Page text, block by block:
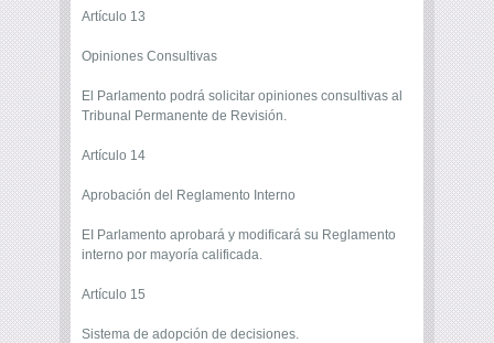
Artículo 13
Opiniones Consultivas
El Parlamento podrá solicitar opiniones consultivas al
Tribunal Permanente de Revisión.
Artículo 14
Aprobación del Reglamento Interno
EI Parlamento aprobará y modificará su Reglamento
interno por mayoría calificada.
Artículo 15
Sistema de adopción de decisiones.